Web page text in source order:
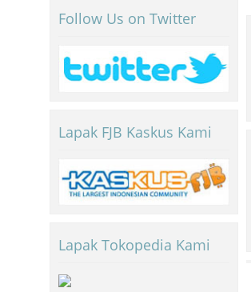
Follow Us on Twitter
Lapak FJB Kaskus Kami
Lapak Tokopedia Kami